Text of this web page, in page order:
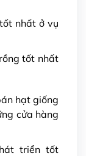
nhất ở vụ
tốt nhất
hạt giống
cửa hàng
triển tốt